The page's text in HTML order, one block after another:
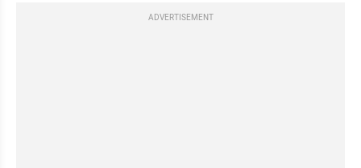
ADVERTISEMENT